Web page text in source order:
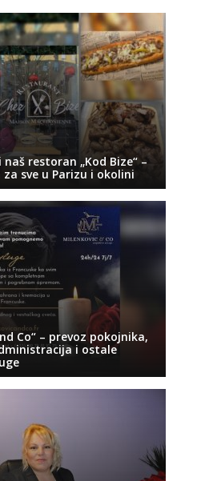
restoran „Kod Bize“ –
za sve u Parizu i okolini
Co“ – prevoz pokojnika,
i ostale